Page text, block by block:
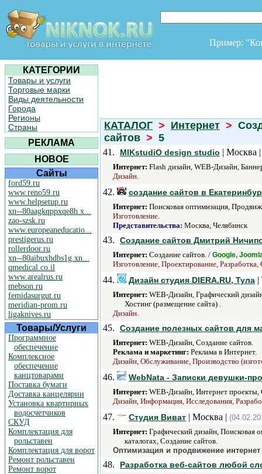
Пример:
КАТЕГОРИИ
Товары и услуги
Торговые марки
Виды деятельности
Города
Регионы
Страны
РЕКЛАМА
НОВОЕ
Сайты
ford59.ru
www.reno59.ru
www.helpsetup.ru
xn--80aagkqppxqe8h.x...
zao-szsk.ru
www.europeaneducatio...
prestigerus.ru
rollerdoor.ru
xn--80aibuxhdbs1g.xn...
qmedical.co.il
www.arealrus.ru
mebson.ru
femidasurgut.ru
meridian-prom.ru
ligaknives.ru
Товары/Услуги
Программное
обеспечение
Комплексное
обеспечение
канцтоварами
Поставка бумаги
Доставка канцелярии
Установка квартирных
водосчетчиков
СКУД
Комплектация для
рольставен
Комплектация для ворот
Ремонт рольставен
Ремонт ворот
КАТАЛОГ > Интернет >
сайтов > 5
41. MIKstudiO design studio | Москва
Интернет: Flash дизайн, WEB-Дизайн,
Дизайн.
42. создание сайтов в
Интернет: Поисковая оптимизация,
Изготовление.
Представительства: Москва, Челябинск
43. Создание сайтов Дмитрий
Интернет: Создание сайтов. / Google,
Изготовление, Проектирование, Разработка,
44. Дизайн студия DIERA.RU, Тула |
Интернет: WEB-Дизайн, Графический
Хостинг (размещение сайта) .
Дизайн.
45. Создание полезных сайтов для
Интернет: WEB-Дизайн, Создание сайтов.
Реклама и маркетинг: Реклама в Интернет.
Дизайн, Обслуживание, Производство
46. WebNata - Записки девушки-
Интернет: WEB-Дизайн, Интернет
Дизайн, Информация, Исследования,
47. Студия Виват | Москва |
Интернет: Графический дизайн, Поисковая
каталогах, Создание сайтов.
Оптимизация и продвижение
48. Разработка веб-сайтов любой